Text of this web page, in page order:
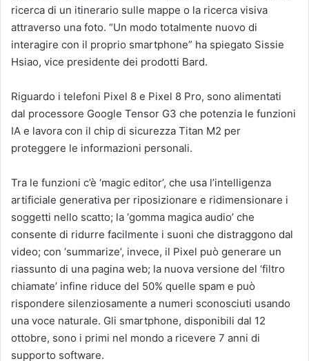
ricerca di un itinerario sulle mappe o la ricerca visiva
attraverso una foto. “Un modo totalmente nuovo di
interagire con il proprio smartphone” ha spiegato Sissie
Hsiao, vice presidente dei prodotti Bard.
Riguardo i telefoni Pixel 8 e Pixel 8 Pro, sono alimentati
dal processore Google Tensor G3 che potenzia le funzioni
IA e lavora con il chip di sicurezza Titan M2 per
proteggere le informazioni personali.
Tra le funzioni c’è ‘magic editor’, che usa l’intelligenza
artificiale generativa per riposizionare e ridimensionare i
soggetti nello scatto; la ‘gomma magica audio’ che
consente di ridurre facilmente i suoni che distraggono dal
video; con ‘summarize’, invece, il Pixel può generare un
riassunto di una pagina web; la nuova versione del ‘filtro
chiamate’ infine riduce del 50% quelle spam e può
rispondere silenziosamente a numeri sconosciuti usando
una voce naturale. Gli smartphone, disponibili dal 12
ottobre, sono i primi nel mondo a ricevere 7 anni di
supporto software.